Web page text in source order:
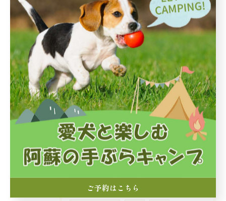
2026/05/05
#火の国ドッグランオートキャンプ場
2026/02/09
こんにちは☀️
タグ Tags
ホームページ 阿蘇
ご予約はこちら